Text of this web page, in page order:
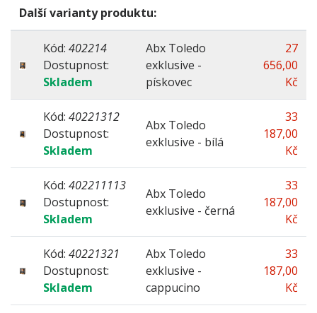
Další varianty produktu:
Kód: 402214
Dostupnost:
Skladem
Abx Toledo
exklusive -
pískovec
27
656,00
Kč
Kód: 40221312
Dostupnost:
Skladem
Abx Toledo
exklusive - bílá
33
187,00
Kč
Kód: 402211113
Dostupnost:
Skladem
Abx Toledo
exklusive - černá
33
187,00
Kč
Kód: 40221321
Dostupnost:
Skladem
Abx Toledo
exklusive -
cappucino
33
187,00
Kč